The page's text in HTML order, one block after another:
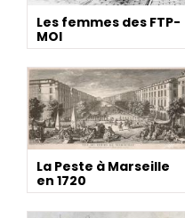
Les femmes des FTP-
MOI
La Peste à Marseille
en 1720